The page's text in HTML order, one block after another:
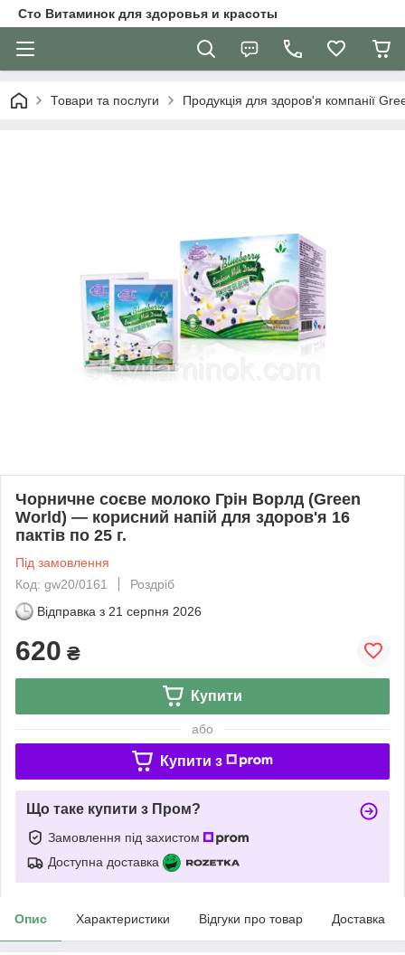
Сто Витаминок для здоровья и красоты
Товари та послуги Продукція для здоров'я компанії
Чорничне соєве молоко Грін Ворлд (Green
World) — корисний напій для здоров'я 16
пактів по 25 г.
Під замовлення
Код: gw20/0161
Роздріб
Відправка з 21 серпня 2026
620 ₴
Купити
або
Купити з
Що таке купити з Пром?
Замовлення під захистом
Доступна доставка
Опис Характеристики Відгуки про товар Доставка